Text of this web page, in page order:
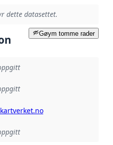
dette datasettet.
Gøym tomme rader